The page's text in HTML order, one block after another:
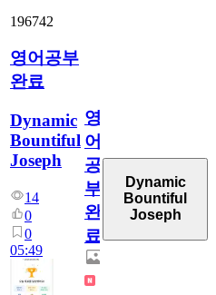
196742
영어공부
완료
Dynamic
Bountiful
Joseph
14
0
0
05:49
영
어
공
부
완
료
Dynamic
Bountiful
Joseph